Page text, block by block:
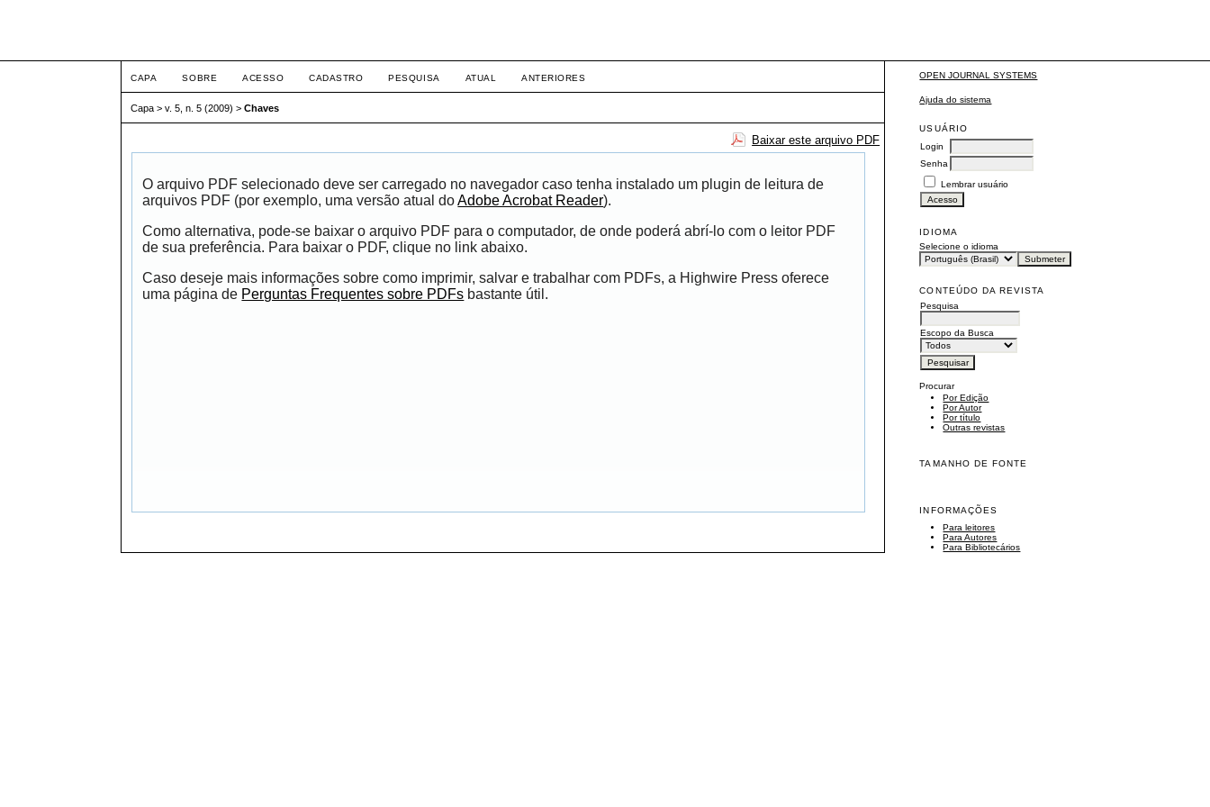
OPEN JOURNAL SYSTEMS
Ajuda do sistema
USUÁRIO
Login
Senha
Lembrar usuário
IDIOMA
Selecione o idioma
CONTEÚDO DA REVISTA
Pesquisa
Escopo da Busca
Procurar
Por Edição
Por Autor
Por título
Outras revistas
TAMANHO DE FONTE
INFORMAÇÕES
Para leitores
Para Autores
Para Bibliotecários
CAPA SOBRE ACESSO CADASTRO PESQUISA ATUAL ANTERIORES
Capa >v. 5, n. 5 (2009) >Chaves
Baixar este arquivo PDF
O arquivo PDF selecionado deve ser carregado no navegador caso tenha instalado um plugin de leitura de
arquivos PDF (por exemplo, uma versão atual doAdobe Acrobat Reader).
Como alternativa, pode-se baixar o arquivo PDF para o computador, de onde poderá abrí-lo com o leitor PDF
de sua preferência. Para baixar o PDF, clique no link abaixo.
Caso deseje mais informações sobre como imprimir, salvar e trabalhar com PDFs, a Highwire Press oferece
uma página de Perguntas Frequentes sobre PDFs bastante útil.